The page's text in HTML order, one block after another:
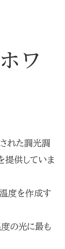
ワ
れた調光調
提供していま
温度を作成す
の光に最も